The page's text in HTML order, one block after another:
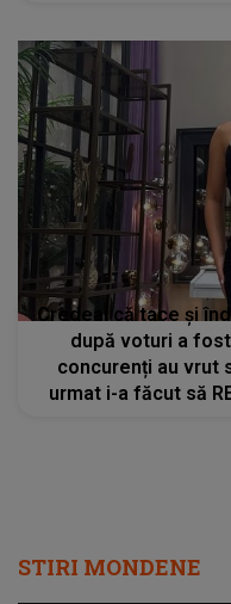
Credeai că tace și
după voturi a fost
concurenți au vrut
urmat i-a făcut să
STIRI MONDENE